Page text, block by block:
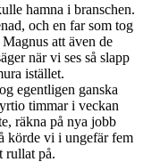
hamna i branschen.
och en far som tog
att även de
när vi ses så slapp
istället.
egentligen ganska
timmar i veckan
räkna på nya jobb
körde vi i ungefär fem
rullat på.